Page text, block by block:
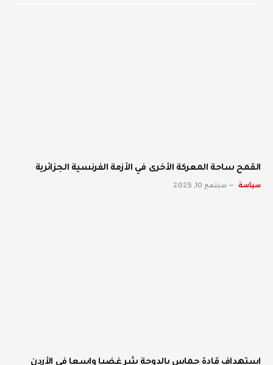
القمح ساحة المعركة الأخرى في الأزمة الفرنسية الجزائرية
سياسة سبتمبر 10, 2025
استهداف قادة حماس بالدوحة يثير غضبا واسعا في الأردن